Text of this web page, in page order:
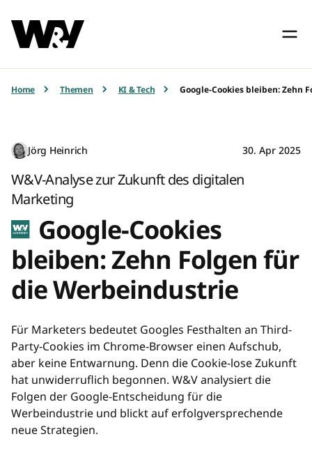
Home Themen KI & Tech Google-Cookies bleiben: Zehn
Jörg Heinrich 30. Apr 2025
W&V-Analyse zur Zukunft des digitalen
Marketing
Google-Cookies
bleiben: Zehn Folgen für
die Werbeindustrie
Für Marketers bedeutet Googles Festhalten an Third-
Party-Cookies im Chrome-Browser einen Aufschub,
aber keine Entwarnung. Denn die Cookie-lose Zukunft
hat unwiderruflich begonnen. W&V analysiert die
Folgen der Google-Entscheidung für die
Werbeindustrie und blickt auf erfolgversprechende
neue Strategien.